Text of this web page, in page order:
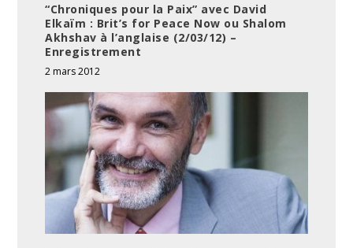
“Chroniques pour la Paix” avec David
Elkaïm : Brit’s for Peace Now ou Shalom
Akhshav à l’anglaise (2/03/12) –
Enregistrement
2 mars 2012